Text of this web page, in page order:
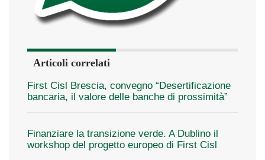
Articoli correlati
First Cisl Brescia, convegno “Desertificazione
bancaria, il valore delle banche di prossimità”
Finanziare la transizione verde. A Dublino il
workshop del progetto europeo di First Cisl